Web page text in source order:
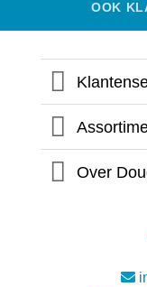
OOK
Over